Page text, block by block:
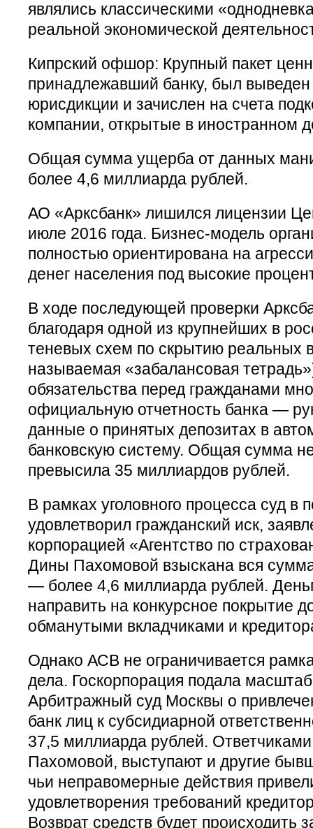
являлись классическими
реальной экономической
Кипрский офшор: Крупный пакет
принадлежавший банку, был выведен
юрисдикции и зачислен на счета
компании, открытые в иностранном
Общая сумма ущерба от данных
более 4,6 миллиарда рублей.
АО «Арксбанк» лишился лицензии
июле 2016 года. Бизнес-модель
полностью ориентирована на
денег населения под высокие
В ходе последующей проверки
благодаря одной из крупнейших в
теневых схем по скрытию реальных
называемая «забалансовая
обязательства перед гражданами
официальную отчетность банка —
данные о принятых депозитах в
банковскую систему. Общая сумма
превысила 35 миллиардов рублей.
В рамках уголовного процесса суд в
удовлетворил гражданский иск,
корпорацией «Агентство по
Дины Пахомовой взыскана вся
— более 4,6 миллиарда рублей.
направить на конкурсное покрытие
обманутыми вкладчиками и
Однако АСВ не ограничивается
дела. Госкорпорация подала
Арбитражный суд Москвы о
банк лиц к субсидиарной
37,5 миллиарда рублей.
Пахомовой, выступают и другие
чьи неправомерные действия
удовлетворения требований
Возврат средств будет происходить